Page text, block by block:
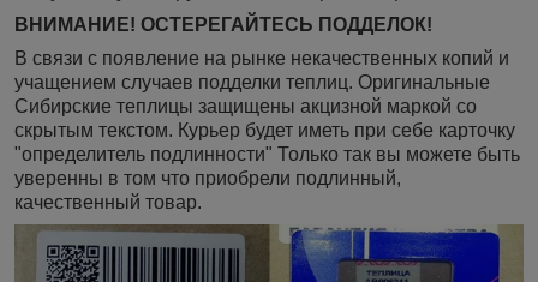
ВНИМАНИЕ! ОСТЕРЕГАЙТЕСЬ ПОДДЕЛОК!
В связи с появление на рынке некачественных копий и
учащением случаев подделки теплиц. Оригинальные
Сибирские теплицы защищены акцизной маркой со
скрытым текстом. Курьер будет иметь при себе карточку
"определитель подлинности" Только так вы можете быть
уверенны в том что приобрели подлинный,
качественный товар.